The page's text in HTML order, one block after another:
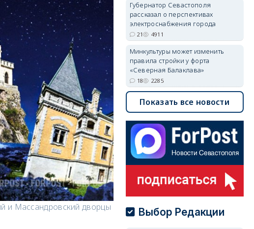
и Массандровский дворцы
Губернатор Севастополя
рассказал о перспективах
электроснабжения города
21 4911
Минкультуры может изменить
правила стройки у форта
«Северная Балаклава»
18 2285
Показать все новости
Выбор Редакции